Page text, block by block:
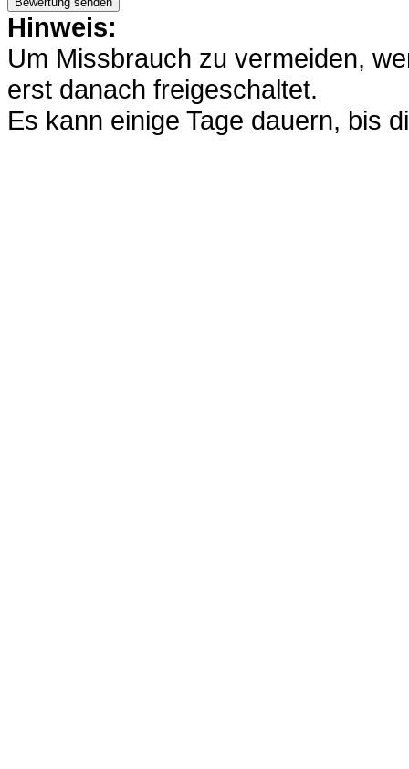
Hinweis:
Um Missbrauch zu vermeiden,
erst danach freigeschaltet.
Es kann einige Tage dauern, bis